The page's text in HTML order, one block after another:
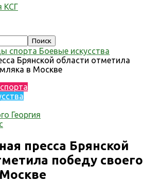
КСГ
спорта Боевые искусства
Брянской области отметила
в Москве
Георгия
пресса Брянской
победу своего